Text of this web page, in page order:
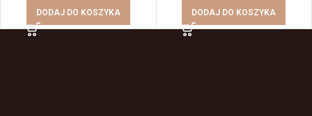
DODAJ DO KOSZYKA DODAJ DO KOSZYKA